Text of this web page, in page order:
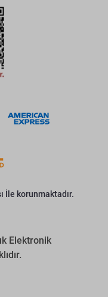
İle korunmaktadır.
Elektronik